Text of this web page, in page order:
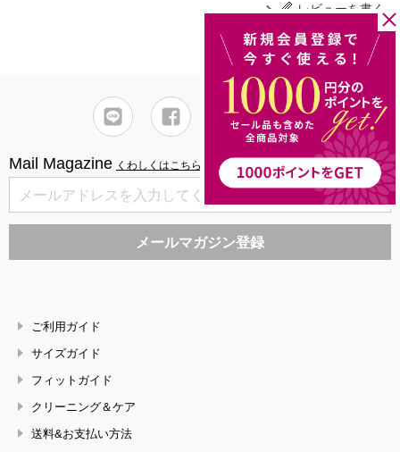
レビューを書く
Mail Magazine くわしくはこちら
ご利用ガイド
サイズガイド
フィットガイド
クリーニング＆ケア
送料&お支払い方法